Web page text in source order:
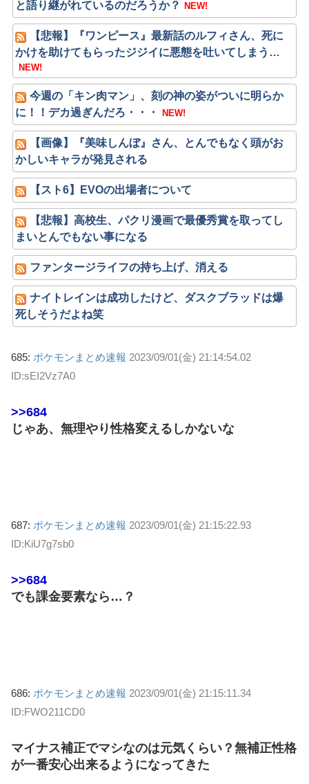
と語り継がれているのだろうか？ NEW!
【悲報】『ワンピース』最新話のルフィさん、死に
かけを助けてもらったジジイに悪態を吐いてしまう…
NEW!
今週の「キン肉マン」、刻の神の姿がついに明らか
に！！デカ過ぎんだろ・・・
NEW!
【画像】『美味しんぼ』さん、とんでもなく頭がお
かしいキャラが発見される
【スト6】EVOの出場者について
【悲報】高校生、パクリ漫画で最優秀賞を取ってし
まいとんでもない事になる
ファンタージライフの持ち上げ、消える
ナイトレインは成功したけど、ダスクブラッドは爆
死しそうだよね笑
685: ポケモンまとめ速報 2023/09/01(金) 21:14:54.02
ID:sEI2Vz7A0
>>684
じゃあ、無理やり性格変えるしかないな
687: ポケモンまとめ速報 2023/09/01(金) 21:15:22.93
ID:KiU7g7sb0
>>684
でも課金要素なら…？
686: ポケモンまとめ速報 2023/09/01(金) 21:15:11.34
ID:FWO211CD0
マイナス補正でマシなのは元気くらい？無補正性格
が一番安心出来るようになってきた